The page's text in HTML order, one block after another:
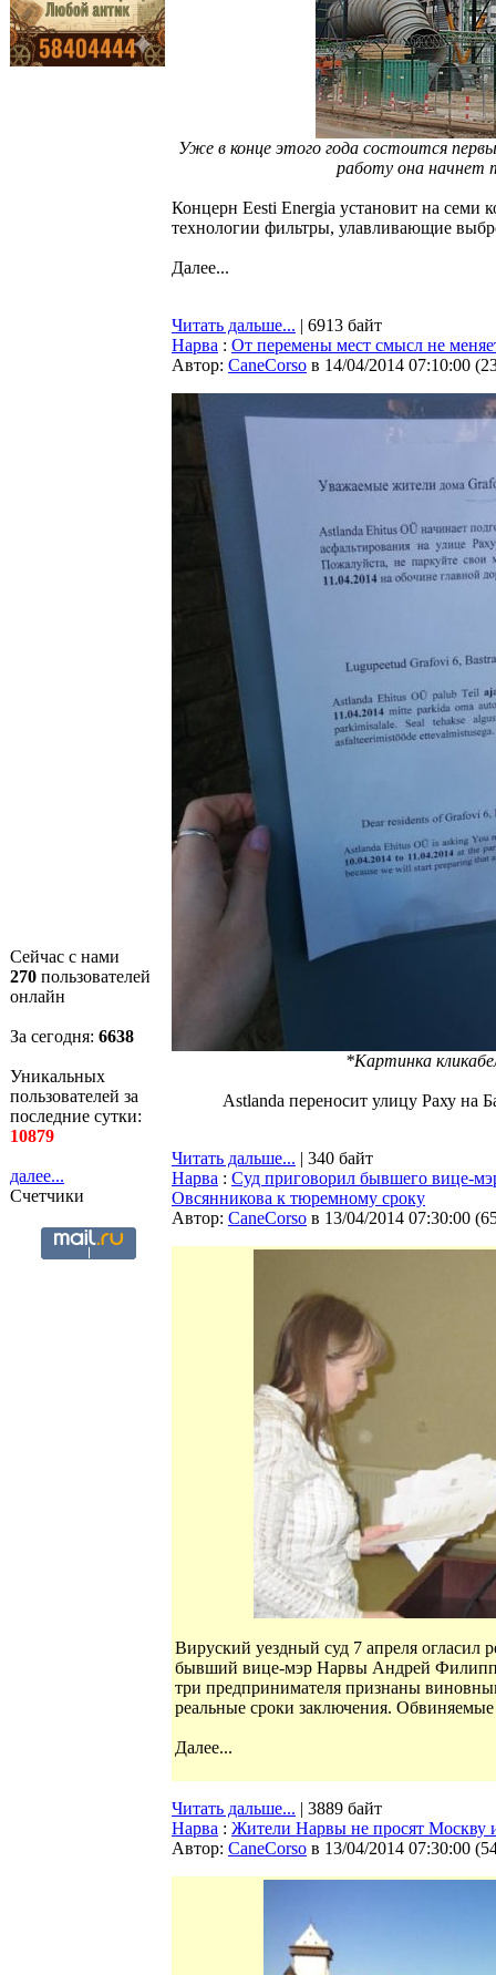
Сейчас с нами
270 пользователей
онлайн
За сегодня: 6638
Уникальных
пользователей за
последние сутки:
10879
далее...
Счетчики
Уже в конце этого года состоится
работу она начнет
Концерн Eesti Energia установит на семи
технологии фильтры, улавливающие
Далее...
Читать дальше... | 6913 байт
Нарва : От перемены мест смысл не
Автор: CaneCorso в 14/04/2014 07:10:00 (
*Картинка
Astlanda переносит улицу Раху на
Читать дальше... | 340 байт
Нарва : Суд приговорил бывшего вице-
Овсянникова к тюремному сроку
Автор: CaneCorso в 13/04/2014 07:30:00 (
Вируский уездный суд 7 апреля
бывший вице-мэр Нарвы Андрей
три предпринимателя признаны
реальные сроки заключения. Обвиняемые
Далее...
Читать дальше... | 3889 байт
Нарва : Жители Нарвы не просят Москву
Автор: CaneCorso в 13/04/2014 07:30:00 (